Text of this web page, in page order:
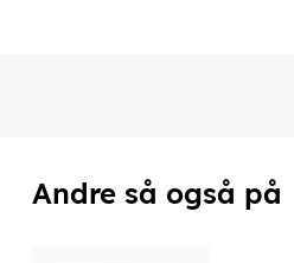
Andre så også på